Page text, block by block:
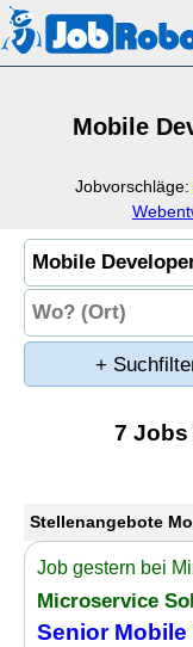
Mobile
Jobvorschläge:
+
7 Jobs
Stellenangebote
Job gestern bei
Microservice
Senior Mobile